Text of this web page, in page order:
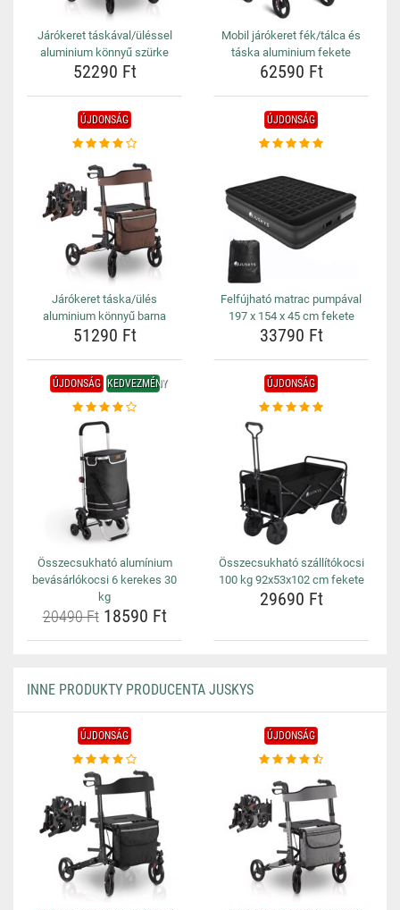
Járókeret táskával/üléssel
aluminium könnyű szürke
52290 Ft
Mobil járókeret fék/tálca és
táska aluminium fekete
62590 Ft
ÚJDONSÁG
Járókeret táska/ülés
aluminium könnyű barna
51290 Ft
ÚJDONSÁG
Felfújható matrac pumpával
197 x 154 x 45 cm fekete
33790 Ft
ÚJDONSÁG KEDVEZMÉNY
Összecsukható alumínium
bevásárlókocsi 6 kerekes 30
kg
20490 Ft18590 Ft
ÚJDONSÁG
Összecsukható szállítókocsi
100 kg 92x53x102 cm fekete
29690 Ft
INNE PRODUKTY PRODUCENTA JUSKYS
ÚJDONSÁG ÚJDONSÁG